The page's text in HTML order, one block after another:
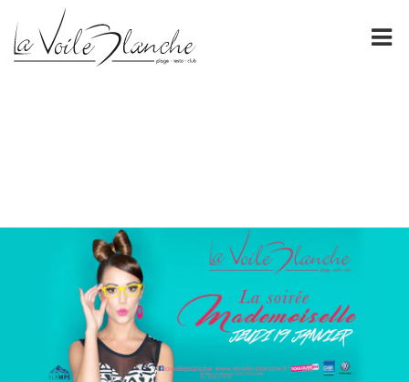
ÉVÈNEMENTS
ESPACE PRO
GALERIE
CONTACT